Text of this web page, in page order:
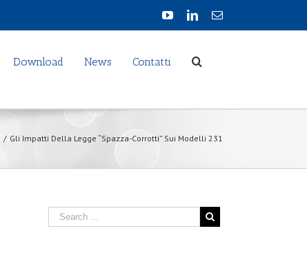
Download News Contatti
/ Gli Impatti Della Legge “Spazza-Corrotti” Sui Modelli 231